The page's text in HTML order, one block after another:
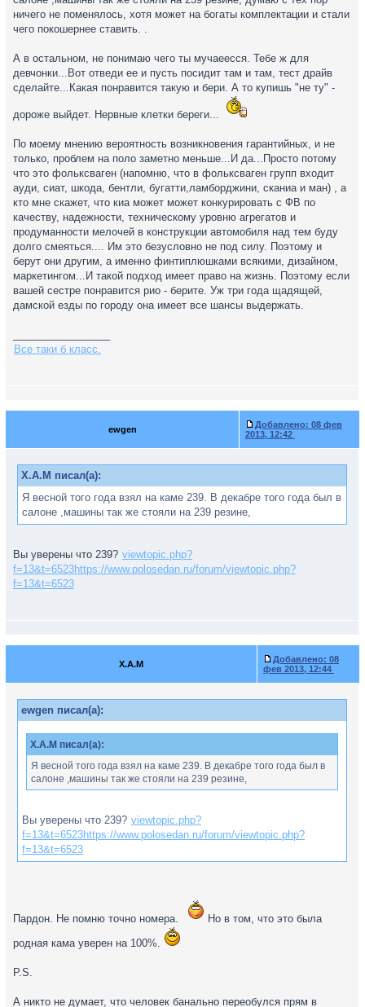
ничего не поменялось, хотя может на богаты комплектации и стали
чего покошернее ставить. .
А в остальном, не понимаю чего ты мучаеесся. Тебе ж для
девчонки...Вот отведи ее и пусть посидит там и там, тест драйв
сделайте...Какая понравится такую и бери. А то купишь "не ту" -
дороже выйдет. Нервные клетки береги...
По моему мнению вероятность возникновения гарантийных, и не
только, проблем на поло заметно меньше...И да...Просто потому
что это фольксваген (напомню, что в фольксваген групп входит
ауди, сиат, шкода, бентли, бугатти,ламборджини, сканиа и ман) , а
кто мне скажет, что киа может может конкурировать с ФВ по
качеству, надежности, техническому уровню агрегатов и
продуманности мелочей в конструкции автомобиля над тем буду
долго смеяться.... Им это безусловно не под силу. Поэтому и
берут они другим, а именно финтиплюшками всякими, дизайном,
маркетингом...И такой подход имеет право на жизнь. Поэтому если
вашей сестре понравится рио - берите. Уж три года щадящей,
дамской езды по городу она имеет все шансы выдержать.
Все таки б класс.
ewgen Добавлено: 08 фев
2013, 12:42
X.A.M писал(а):
Я весной того года взял на каме 239. В декабре того года был в
салоне ,машины так же стояли на 239 резине,
Вы уверены что 239? viewtopic.php?
f=13&t=6523https://www.polosedan.ru/forum/viewtopic.php?
f=13&t=6523
X.A.M Добавлено: 08
фев 2013, 12:44
ewgen писал(а):
X.A.M писал(а):
Я весной того года взял на каме 239. В декабре того года был в
салоне ,машины так же стояли на 239 резине,
Вы уверены что 239? viewtopic.php?
f=13&t=6523https://www.polosedan.ru/forum/viewtopic.php?
f=13&t=6523
Пардон. Не помню точно номера.
Но в том, что это была
родная кама уверен на 100%.
P.S.
А никто не думает, что человек банально переобулся прям в